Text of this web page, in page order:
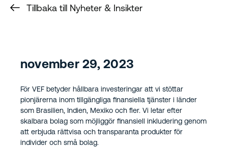
Tillbaka till Nyheter & Insikter
november 29, 2023
För VEF betyder hållbara investeringar att vi stöttar
pionjärerna inom tillgängliga finansiella tjänster i länder
som Brasilien, Indien, Mexiko och fler. Vi letar efter
skalbara bolag som möjliggör finansiell inkludering genom
att erbjuda rättvisa och transparanta produkter för
individer och små bolag.